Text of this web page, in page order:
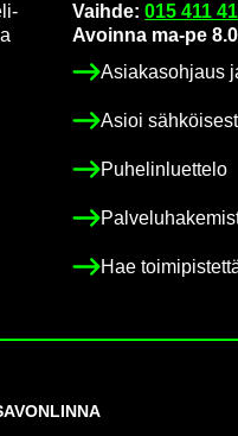
Vaih­de:015 411
Avoin­na ma-pe
Asia­kas­oh­jaus
Asioi
Pu­he­lin­luet­te­lo
Hae